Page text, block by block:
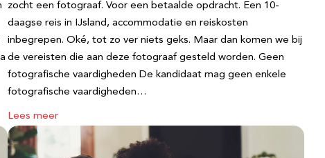
zocht een fotograaf. Voor een betaalde opdracht. Een 10-
daagse reis in IJsland, accommodatie en reiskosten
inbegrepen. Oké, tot zo ver niets geks. Maar dan komen we bij
de vereisten die aan deze fotograaf gesteld worden. Geen
fotografische vaardigheden De kandidaat mag geen enkele
fotografische vaardigheden…
Lees meer